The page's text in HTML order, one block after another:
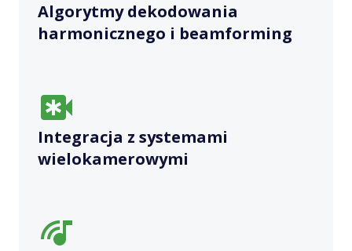
Algorytmy dekodowania
harmonicznego i beamforming
Integracja z systemami
wielokamerowymi